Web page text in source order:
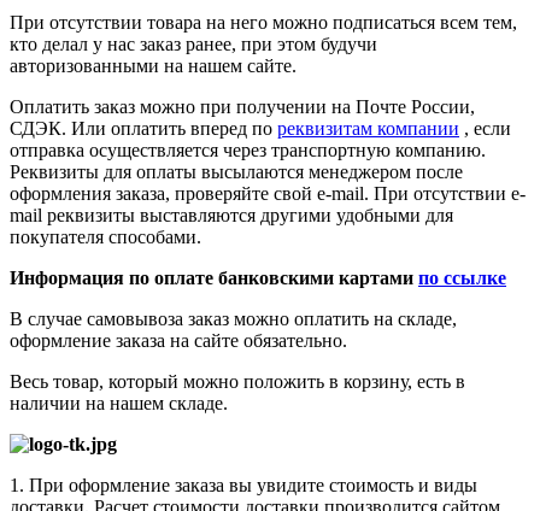
При отсутствии товара на него можно подписаться всем тем,
кто делал у нас заказ ранее, при этом будучи
авторизованными на нашем сайте.
Оплатить заказ можно при получении на Почте России,
СДЭК. Или оплатить вперед по реквизитам компании , если
отправка осуществляется через транспортную компанию.
Реквизиты для оплаты высылаются менеджером после
оформления заказа, проверяйте свой e-mail. При отсутствии e-
mail реквизиты выставляются другими удобными для
покупателя способами.
Информация по оплате банковскими картами по ссылке
В случае самовывоза заказ можно оплатить на складе,
оформление заказа на сайте обязательно.
Весь товар, который можно положить в корзину, есть в
наличии на нашем складе.
1. При оформление заказа вы увидите стоимость и виды
доставки. Расчет стоимости доставки производится сайтом